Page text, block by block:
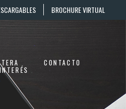
BROCHURE VIRTUAL
CONTACTO